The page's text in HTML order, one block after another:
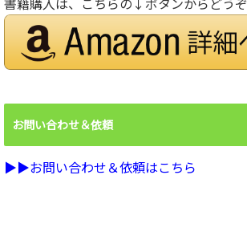
書籍購入は、こちらの↓ボタンからどうぞ
お問い合わせ＆依頼
▶︎▶︎お問い合わせ＆依頼はこちら